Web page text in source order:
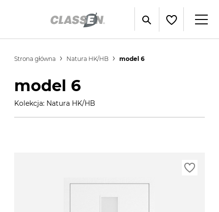
Strona główna Natura HK/HB model 6
model 6
Kolekcja: Natura HK/HB